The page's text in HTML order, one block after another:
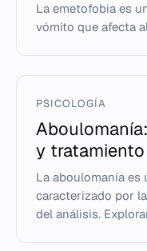
La emetofobia es
vómito que afecta
PSICOLOGÍA
y tratamiento
La aboulomanía es
caracterizado por
del análisis.